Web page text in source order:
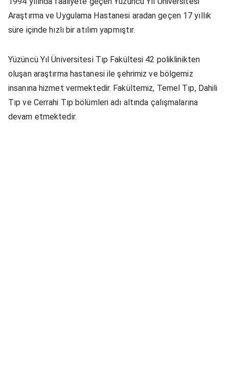
Araştırma ve Uygulama Hastanesi aradan geçen 17 yıllık
süre içinde hızlı bir atılım yapmıştır.
Yüzüncü Yıl Üniversitesi Tıp Fakültesi 42 poliklinikten
oluşan araştırma hastanesi ile şehrimiz ve bölgemiz
insanına hizmet vermektedir. Fakültemiz, Temel Tıp, Dahili
Tıp ve Cerrahi Tıp bölümleri adı altında çalışmalarına
devam etmektedir.